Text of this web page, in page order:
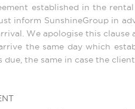
established in the
inform SunshineGroup in
We apologise this
the same day which
the same in case the